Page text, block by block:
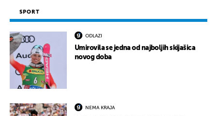
SPORT
ODLAZI
Umirovila se jedna od najboljih skijašica
novog doba
NEMA KRAJA